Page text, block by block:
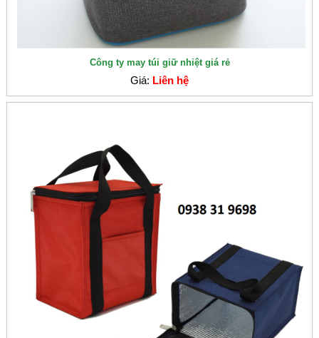
Công ty may túi giữ nhiệt giá rẻ
Giá: Liên hệ